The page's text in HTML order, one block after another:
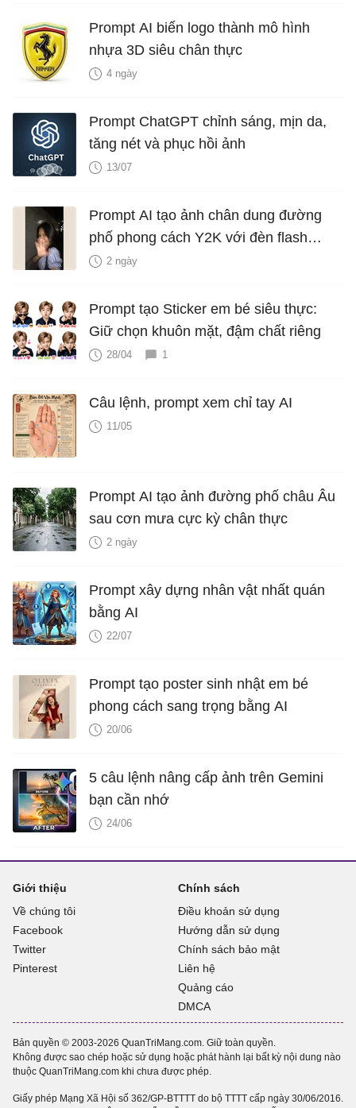
Prompt AI biến logo thành mô hình
nhựa 3D siêu chân thực
4 ngày
Prompt ChatGPT chỉnh sáng, mịn da,
tăng nét và phục hồi ảnh
13/07
Prompt AI tạo ảnh chân dung đường
phố phong cách Y2K với đèn flash
iPhone
2 ngày
Prompt tạo Sticker em bé siêu thực:
Giữ chọn khuôn mặt, đậm chất riêng
28/04 1
Câu lệnh, prompt xem chỉ tay AI
11/05
Prompt AI tạo ảnh đường phố châu Âu
sau cơn mưa cực kỳ chân thực
2 ngày
Prompt xây dựng nhân vật nhất quán
bằng AI
22/07
Prompt tạo poster sinh nhật em bé
phong cách sang trọng bằng AI
20/06
5 câu lệnh nâng cấp ảnh trên Gemini
bạn cần nhớ
24/06
Giới thiệu
Về chúng tôi
Facebook
Twitter
Pinterest
Chính sách
Điều khoản sử dụng
Hướng dẫn sử dụng
Chính sách bảo mật
Liên hệ
Quảng cáo
DMCA
Bản quyền © 2003-2026 QuanTriMang.com. Giữ toàn quyền.
Không được sao chép hoặc sử dụng hoặc phát hành lại bất kỳ nội dung nào
thuộc QuanTriMang.com khi chưa được phép.
Giấy phép Mạng Xã Hội số 362/GP-BTTTT do bộ TTTT cấp ngày 30/06/2016.